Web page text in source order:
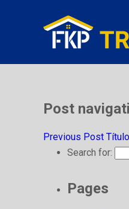
Post
Previous Post
Search for:
Pages